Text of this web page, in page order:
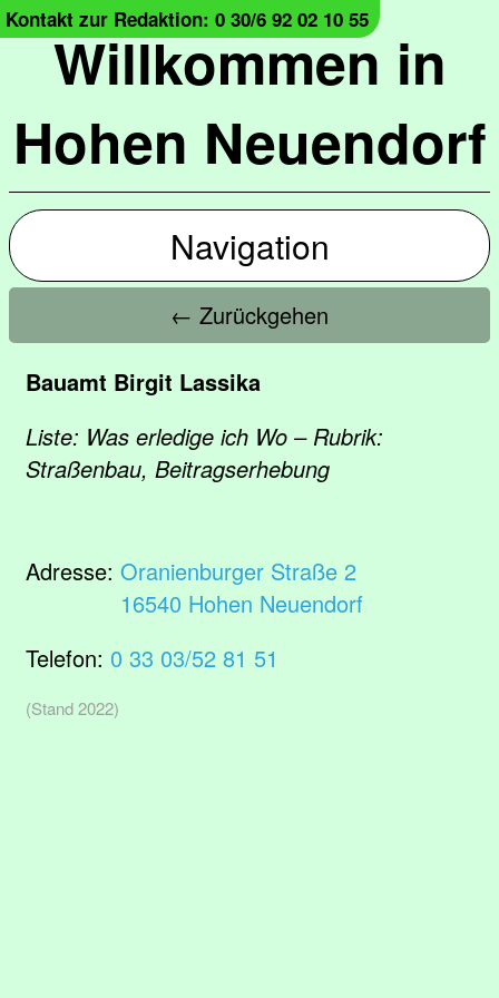
Willkommen in
Hohen Neuendorf
Kontakt zur Redaktion: 0 30/6 92 02 10 55
Navigation
← Zurückgehen
Bauamt Birgit Lassika
Liste: Was erledige ich Wo – Rubrik:
Straßenbau, Beitragserhebung
Adresse: Oranienburger Straße 2
16540 Hohen Neuendorf
Telefon: 0 33 03/52 81 51
(Stand 2022)